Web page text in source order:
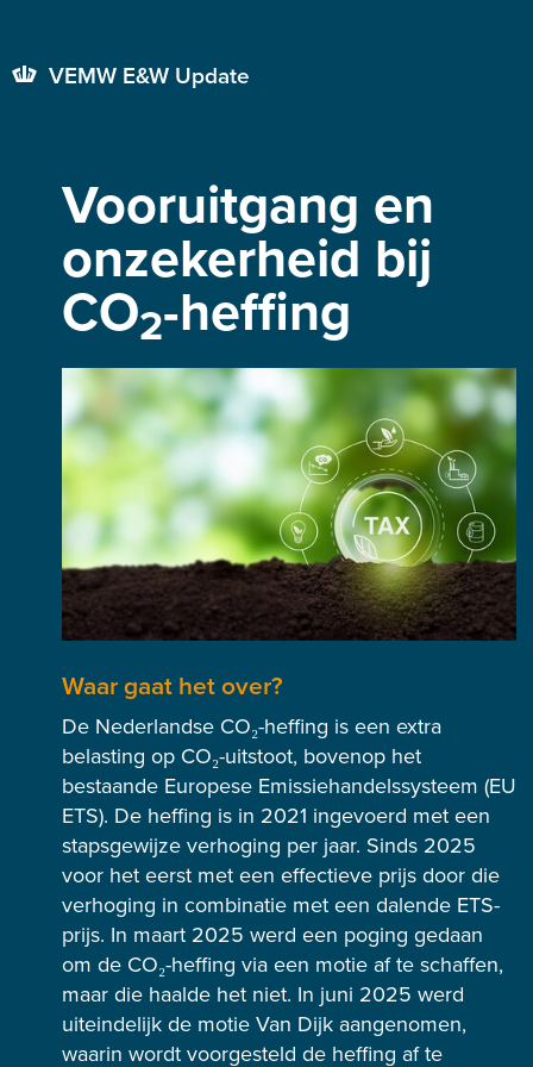
Vooruitgang en
onzekerheid bij
CO2-heffing
Waar gaat het over?
De Nederlandse CO₂-heffing is een extra
belasting op CO₂-uitstoot, bovenop het
bestaande Europese Emissiehandelssysteem (EU
ETS). De heffing is in 2021 ingevoerd met een
stapsgewijze verhoging per jaar. Sinds 2025
voor het eerst met een effectieve prijs door die
verhoging in combinatie met een dalende ETS-
prijs. In maart 2025 werd een poging gedaan
om de CO₂-heffing via een motie af te schaffen,
maar die haalde het niet. In juni 2025 werd
uiteindelijk de motie Van Dijk aangenomen,
waarin wordt voorgesteld de heffing af te
VEMW E&W Update